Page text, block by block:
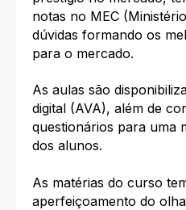
notas no MEC
dúvidas formando os
para o mercado.
As aulas são
digital (AVA), além de
questionários para uma
dos alunos.
As matérias do curso
aperfeiçoamento do